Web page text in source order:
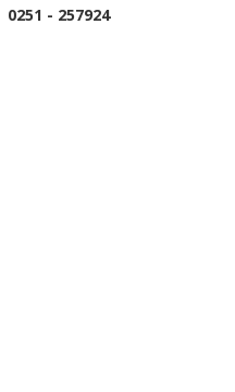
0251 - 257924